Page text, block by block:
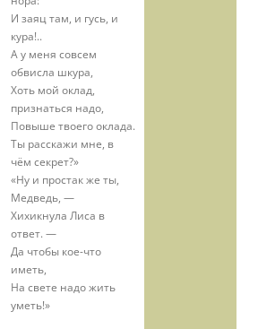
И заяц там, и гусь, и
кура!..
А у меня совсем
обвисла шкура,
Хоть мой оклад,
признаться надо,
Повыше твоего оклада.
Ты расскажи мне, в
чём секрет?»
«Ну и простак же ты,
Медведь, —
Хихикнула Лиса в
ответ. —
Да чтобы кое-что
иметь,
На свете надо жить
уметь!»